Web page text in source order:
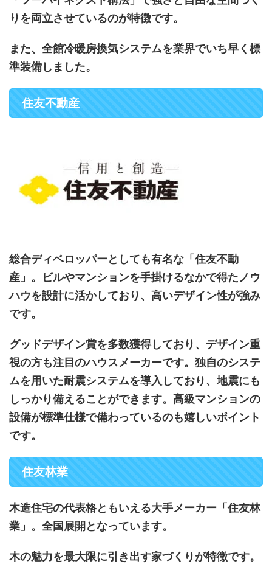
りを両立させているのが特徴です。
また、全館冷暖房換気システムを業界でいち早く標
準装備しました。
住友不動産
総合ディベロッパーとしても有名な「住友不動
産」。ビルやマンションを手掛けるなかで得たノウ
ハウを設計に活かしており、高いデザイン性が強み
です。
グッドデザイン賞を多数獲得しており、デザイン重
視の方も注目のハウスメーカーです。独自のシステ
ムを用いた耐震システムを導入しており、地震にも
しっかり備えることができます。高級マンションの
設備が標準仕様で備わっているのも嬉しいポイント
です。
住友林業
木造住宅の代表格ともいえる大手メーカー「住友林
業」。全国展開となっています。
木の魅力を最大限に引き出す家づくりが特徴です。